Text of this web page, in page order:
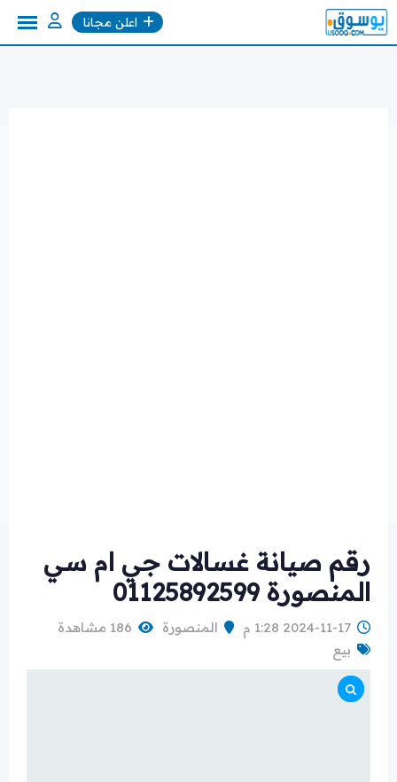
Skip
to
اعلن مجانا
رقم صيانة غسالات جي ام سي
المنصورة 01125892599
2024-11-17 1:28 م المنصورة
186 مشاهدة
بيع